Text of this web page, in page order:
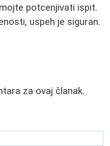
potcenjivati ispit.
uspeh je siguran.
za ovaj članak.